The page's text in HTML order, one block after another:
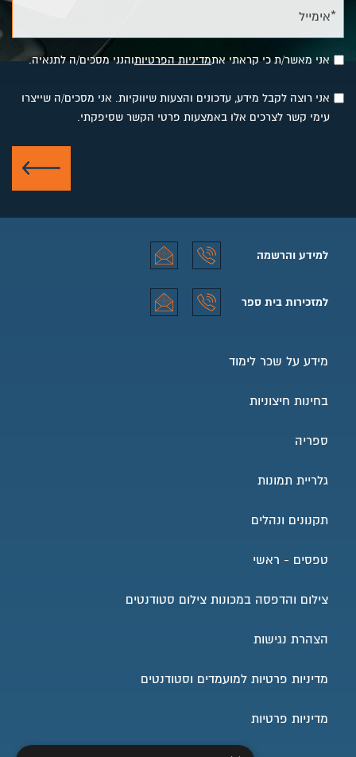
*אימייל
אני מאשר/ת כי קראתי אתמדיניות הפרטיותוהנני מסכים/ה לתנאיה.
אני רוצה לקבל מידע, עדכונים והצעות שיווקיות. אני מסכים/ה שייצרו
עימי קשר לצרכים אלו באמצעות פרטי הקשר שסיפקתי.
שלח
למידע והרשמה
למידע והרשמה טלפון
למידע והרשמה אימייל
למזכירות בית ספר
מידע על שכר לימוד
בחינות חיצוניות
ספריה
גלריית תמונות
תקנונים ונהלים
טפסים - ראשי
צילום והדפסה במכונות צילום סטודנטים
הצהרת נגישות
מדיניות פרטיות למועמדים וסטודנטים
מדיניות פרטיות